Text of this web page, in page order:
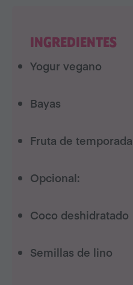
INGREDIENTES
Yogur vegano
Bayas
Fruta de temporada
Opcional:
Coco deshidratado
Semillas de lino